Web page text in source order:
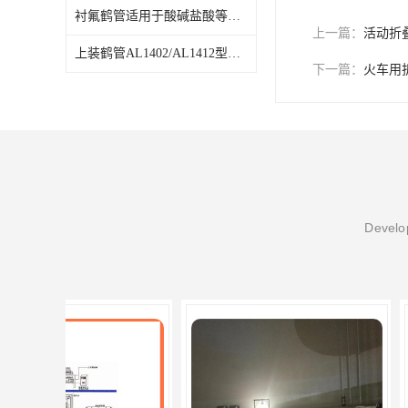
衬氟鹤管适用于酸碱盐酸等具有腐蚀性介质
上装鹤管AL1402/AL1412型发油台密闭装卸功能
上一篇： 活动折
下一篇： 火车用